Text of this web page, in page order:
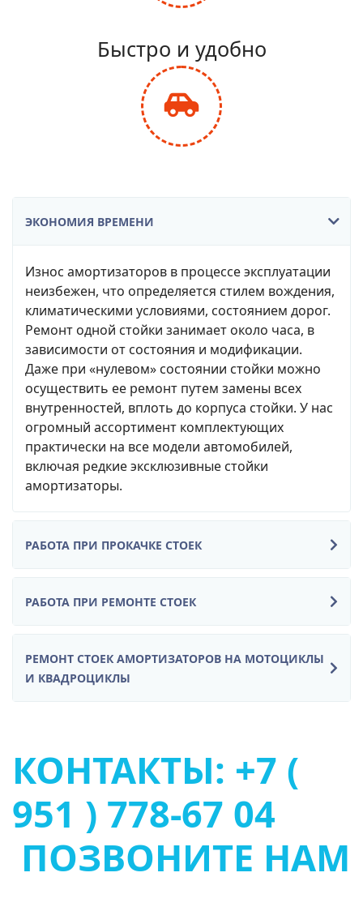
balance-
scale
Быстро и удобно
fas
fa-
ЭКОНОМИЯ ВРЕМЕНИ
Износ амортизаторов в процессе эксплуатации
неизбежен, что определяется стилем вождения,
климатическими условиями, состоянием дорог.
Ремонт одной стойки занимает около часа, в
зависимости от состояния и модификации.
Даже при «нулевом» состоянии стойки можно
осуществить ее ремонт путем замены всех
внутренностей, вплоть до корпуса стойки. У нас
огромный ассортимент комплектующих
практически на все модели автомобилей,
включая редкие эксклюзивные стойки
амортизаторы.
РАБОТА ПРИ ПРОКАЧКЕ СТОЕК
РАБОТА ПРИ РЕМОНТЕ СТОЕК
РЕМОНТ СТОЕК АМОРТИЗАТОРОВ НА МОТОЦИКЛЫ
И КВАДРОЦИКЛЫ
КОНТАКТЫ: +7 (
951 ) 778-67 04
ПОЗВОНИТЕ НАМ